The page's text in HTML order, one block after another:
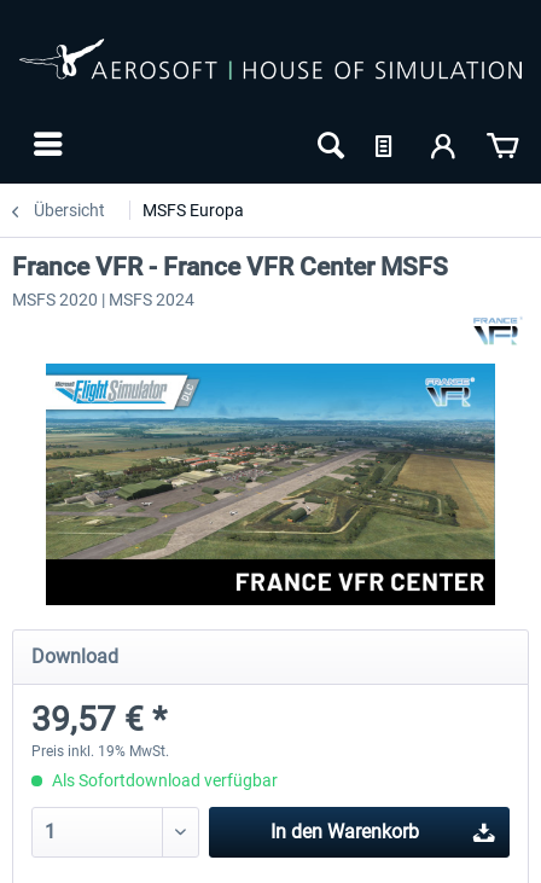
Übersicht MSFS Europa
Aerosoft Mega Airport Brüssel
24,95 € *
Aerosoft Airport Köln/
France VFR - France VFR Center MSFS
MSFS 2020 | MSFS 2024
Download
39,57 € *
Preis inkl. 19% MwSt.
Als Sofortdownload verfügbar
In den Warenkorb